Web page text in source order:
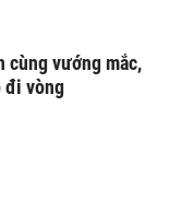
cùng vướng mắc,
đi vòng